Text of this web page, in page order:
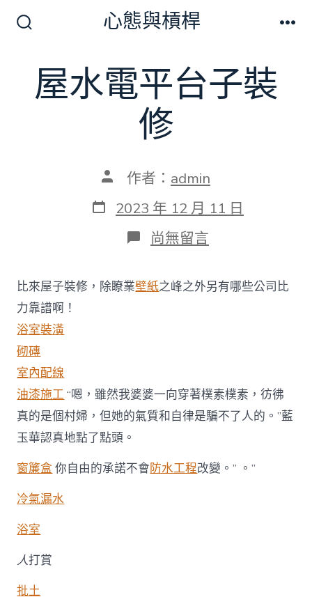
換
開
心態與槓桿
屋水電平台子裝
修
文
作
者
作者： admin
發
表
2023 年 12 月 11 日
在
〈屋
電
平
尚無留言
比來屋子裝修，除瞭業壁紙之峰之外另有哪些公司比
力靠譜啊！
浴室裝潢
砌磚
室內配線
油漆施工 “嗯，雖然我婆婆一向穿著樸素樸素，彷彿
真的是個村婦，但她的氣質和自律是騙不了人的。”藍
玉華認真地點了點頭。
窗簾盒 你自由的承諾不會防水工程改變。” 。”
冷氣漏水
浴室
人打賞
批土